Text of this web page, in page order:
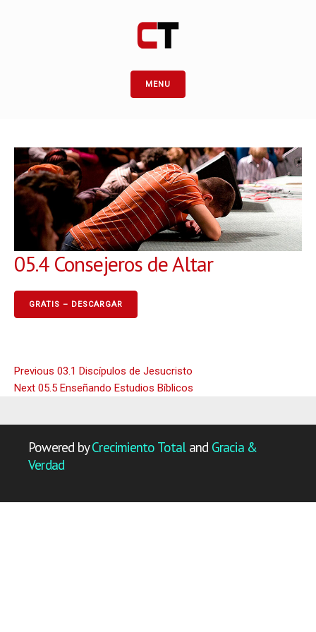
MENU
05.4 Consejeros de Altar
GRATIS – DESCARGAR
Navegación
de
Previous Previous
post:
03.1 Discípulos de Jesucristo
Next Next
05.5 Enseñando Estudios Bíblicos
Powered byCrecimiento Totaland Gracia &
Verdad